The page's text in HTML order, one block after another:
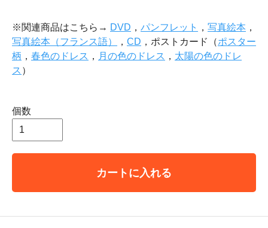
※関連商品はこちら→ DVD ， パンフレット ， 写真絵本 ，
写真絵本（フランス語）
， CD ，ポストカード（ポスター
柄 ， 春色のドレス ， 月の色のドレス ， 太陽の色のドレ
ス ）
個数
カートに入れる